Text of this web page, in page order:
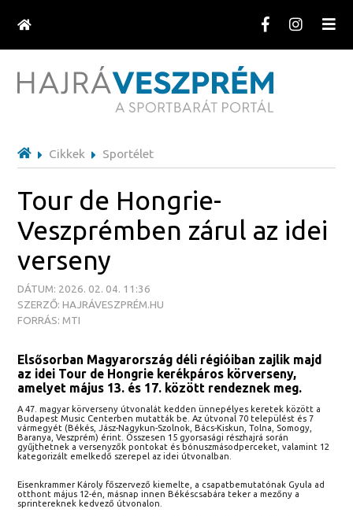
Cikkek Sportélet
Tour de Hongrie-
Veszprémben zárul az idei
verseny
DÁTUM: 2026. 02. 04. 11:36
SZERZŐ: HAJRÁVESZPRÉM.HU
FORRÁS: MTI
Elsősorban Magyarország déli régióiban zajlik majd
az idei Tour de Hongrie kerékpáros körverseny,
amelyet május 13. és 17. között rendeznek meg.
A 47. magyar körverseny útvonalát kedden ünnepélyes keretek között a
Budapest Music Centerben mutatták be. Az útvonal 70 települést és 7
vármegyét (Békés, Jász-Nagykun-Szolnok, Bács-Kiskun, Tolna, Somogy,
Baranya, Veszprém) érint. Összesen 15 gyorsasági részhajrá során
gyűjthetnek a versenyzők pontokat és bónuszmásodperceket, valamint 12
kategorizált emelkedő szerepel az idei útvonalban.
Eisenkrammer Károly főszervező kiemelte, a csapatbemutatónak Gyula ad
otthont május 12-én, másnap innen Békéscsabára teker a mezőny a
sprintereknek kedvező útvonalon.